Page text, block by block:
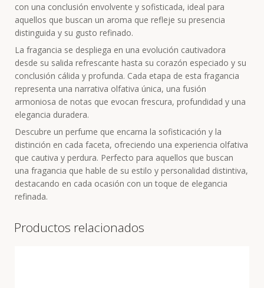
con una conclusión envolvente y sofisticada, ideal para
aquellos que buscan un aroma que refleje su presencia
distinguida y su gusto refinado.
La fragancia se despliega en una evolución cautivadora
desde su salida refrescante hasta su corazón especiado y su
conclusión cálida y profunda. Cada etapa de esta fragancia
representa una narrativa olfativa única, una fusión
armoniosa de notas que evocan frescura, profundidad y una
elegancia duradera.
Descubre un perfume que encarna la sofisticación y la
distinción en cada faceta, ofreciendo una experiencia olfativa
que cautiva y perdura. Perfecto para aquellos que buscan
una fragancia que hable de su estilo y personalidad distintiva,
destacando en cada ocasión con un toque de elegancia
refinada.
Productos relacionados